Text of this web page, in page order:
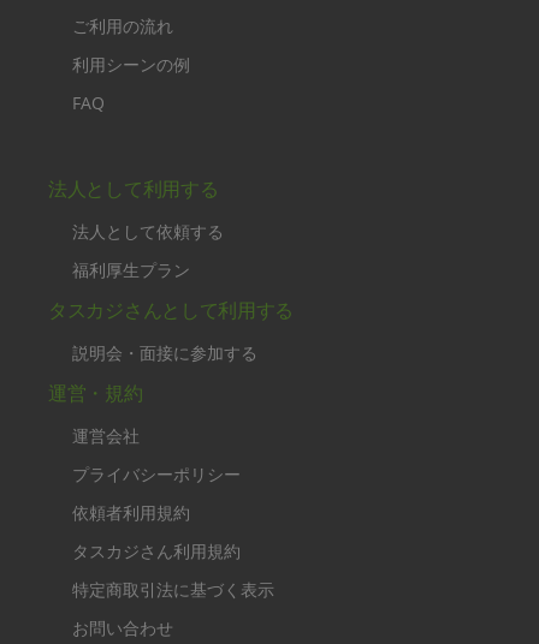
ご利用の流れ
利用シーンの例
FAQ
法人として利用する
法人として依頼する
福利厚生プラン
タスカジさんとして利用する
説明会・面接に参加する
運営・規約
運営会社
プライバシーポリシー
依頼者利用規約
タスカジさん利用規約
特定商取引法に基づく表示
お問い合わせ